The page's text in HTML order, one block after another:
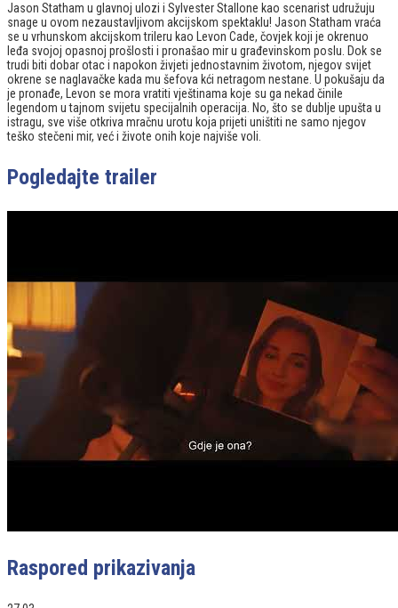
Jason Statham u glavnoj ulozi i Sylvester Stallone kao scenarist udružuju
snage u ovom nezaustavljivom akcijskom spektaklu! Jason Statham vraća
se u vrhunskom akcijskom trileru kao Levon Cade, čovjek koji je okrenuo
leđa svojoj opasnoj prošlosti i pronašao mir u građevinskom poslu. Dok se
trudi biti dobar otac i napokon živjeti jednostavnim životom, njegov svijet
okrene se naglavačke kada mu šefova kći netragom nestane. U pokušaju da
je pronađe, Levon se mora vratiti vještinama koje su ga nekad činile
legendom u tajnom svijetu specijalnih operacija. No, što se dublje upušta u
istragu, sve više otkriva mračnu urotu koja prijeti uništiti ne samo njegov
teško stečeni mir, već i živote onih koje najviše voli.
Pogledajte trailer
Raspored prikazivanja